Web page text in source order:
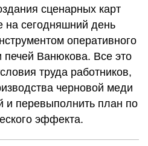
сценарных карт
на сегодняшний день
оперативного
Ванюкова. Все это
труда работников,
черновой меди
и перевыполнить план по
эффекта.